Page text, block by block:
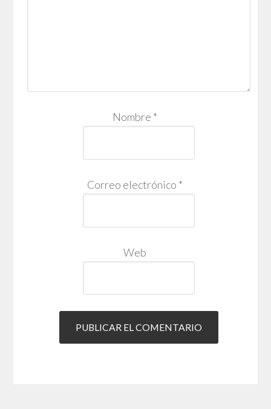
Nombre *
Correo electrónico *
Web